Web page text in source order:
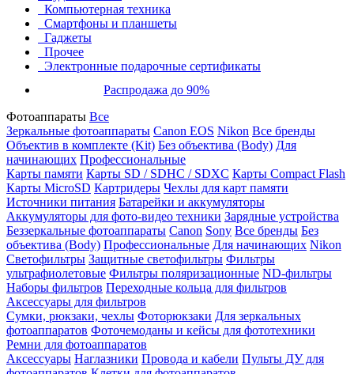
Компьютерная техника
Смартфоны и планшеты
Гаджеты
Прочее
Электронные подарочные сертификаты
Распродажа до 90%
Фотоаппараты Все
Зеркальные фотоаппараты Canon EOS Nikon Все бренды
Объектив в комплекте (Kit) Без объектива (Body) Для
начинающих Профессиональные
Карты памяти Карты SD / SDHC / SDXC Карты Compact Flash
Карты MicroSD Картридеры Чехлы для карт памяти
Источники питания Батарейки и аккумуляторы
Аккумуляторы для фото-видео техники Зарядные устройства
Беззеркальные фотоаппараты Canon Sony Все бренды Без
объектива (Body) Профессиональные Для начинающих Nikon
Светофильтры Защитные светофильтры Фильтры
ультрафиолетовые Фильтры поляризационные ND-фильтры
Наборы фильтров Переходные кольца для фильтров
Аксессуары для фильтров
Сумки, рюкзаки, чехлы Фоторюкзаки Для зеркальных
фотоаппаратов Фоточемоданы и кейсы для фототехники
Ремни для фотоаппаратов
Аксессуары Наглазники Провода и кабели Пульты ДУ для